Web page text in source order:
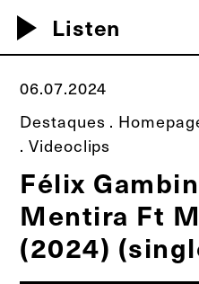
play_arrow Listen
06.07.2024
Destaques .
.Videoclips
Félix
Mentira Ft
(2024)